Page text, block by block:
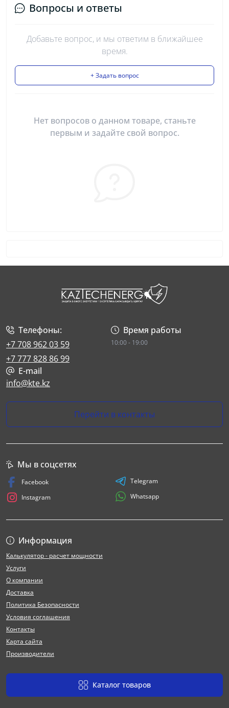
Вопросы и ответы
Добавьте вопрос, и мы ответим в ближайшее
время.
+ Задать вопрос
Нет вопросов о данном товаре, станьте
первым и задайте свой вопрос.
Телефоны:
+7 708 962 03 59
+7 777 828 86 99
Время работы
10:00 - 19:00
E-mail
info@kte.kz
Перейти в контакты
Информация
Калькулятор - расчет мощности
Услуги
О компании
Доставка
Политика Безопасности
Условия соглашения
Контакты
Карта сайта
Производители
Каталог товаров
Мы в соцсетях
Facebook
Instagram
Telegram
Whatsapp